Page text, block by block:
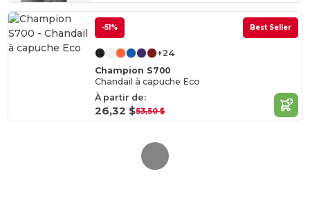
-51% Best Seller
+24
Champion S700
Chandail à capuche Eco
À partir de:
26,32 $53,50 $